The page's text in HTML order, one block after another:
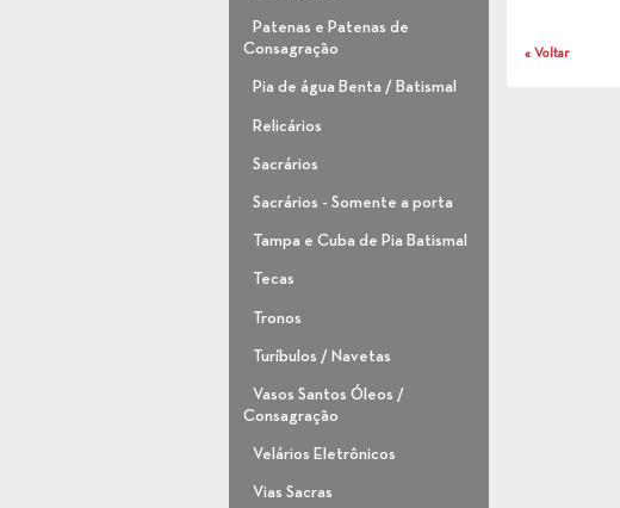
Patenas e Patenas de
Consagração
Pia de água Benta / Batismal
Relicários
Sacrários
Sacrários - Somente a porta
Tampa e Cuba de Pia Batismal
Tecas
Tronos
Turíbulos / Navetas
Vasos Santos Óleos /
Consagração
Velários Eletrônicos
Vias Sacras
« Voltar